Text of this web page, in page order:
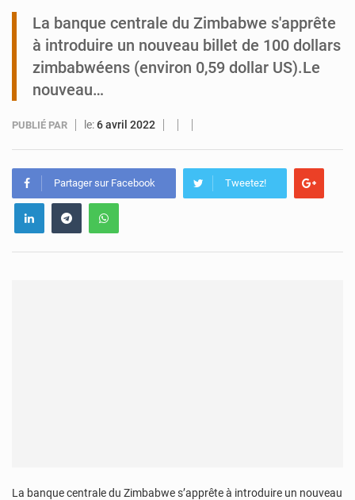
Niger : le ministère du Pétrole mise sur la performance
La banque centrale du Zimbabwe s'apprête
à introduire un nouveau billet de 100 dollars
zimbabwéens (environ 0,59 dollar US).Le
nouveau…
PUBLIÉ PAR le:6 avril 2022
Partager sur Facebook Tweetez!
La banque centrale du Zimbabwe s’apprête à introduire un nouveau